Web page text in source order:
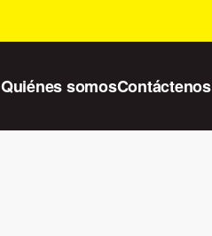
Quiénes somosContáctenos